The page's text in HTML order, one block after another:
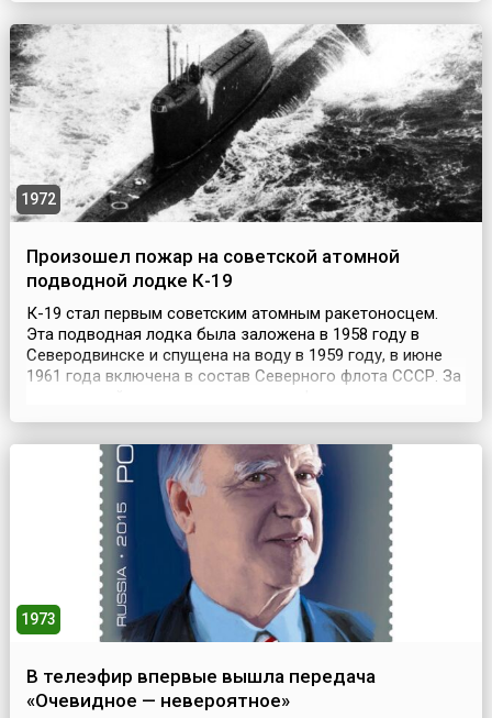
чистки зубов веточки дерева «ним».Достаточно снять
кору и пожевать та...
1972
Произошел пожар на советской атомной
подводной лодке К-19
К-19 стал первым советским атомным ракетоносцем.
Эта подводная лодка была заложена в 1958 году в
Северодвинске и спущена на воду в 1959 году, в июне
1961 года включена в состав Северного флота СССР. За
прозвище «Хиросима», которое, к сожалению,
несчастных случаев произошел еще до момента спуска
1973
В телеэфир впервые вышла передача
«Очевидное — невероятное»